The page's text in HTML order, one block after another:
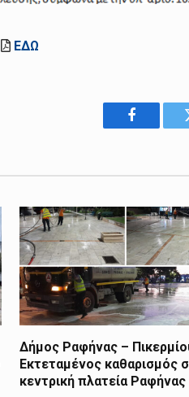
ΕΔΩ
Facebook
Δήμος Ραφήνας –
Εκτεταμένος καθαρισμός
κεντρική πλατεία Ραφήνας